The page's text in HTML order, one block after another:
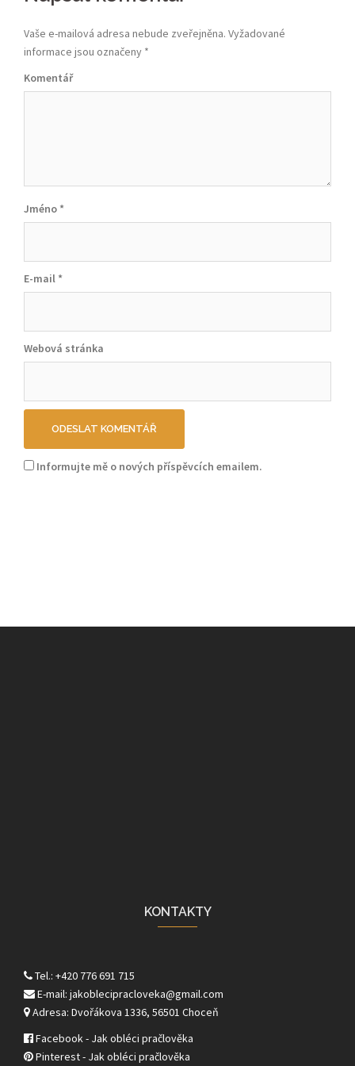
Vaše e-mailová adresa nebude zveřejněna. Vyžadované
informace jsou označeny *
Komentář
Jméno *
E-mail *
Webová stránka
Informujte mě o nových příspěvcích emailem.
KONTAKTY
Tel.: +420 776 691 715
E-mail: jakoblecipracloveka@gmail.com
Adresa: Dvořákova 1336, 56501 Choceň
Facebook - Jak obléci pračlověka
Pinterest - Jak obléci pračlověka